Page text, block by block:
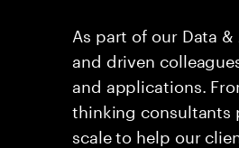
As part of our Data
and driven
and applications.
thinking consultants
scale to help our